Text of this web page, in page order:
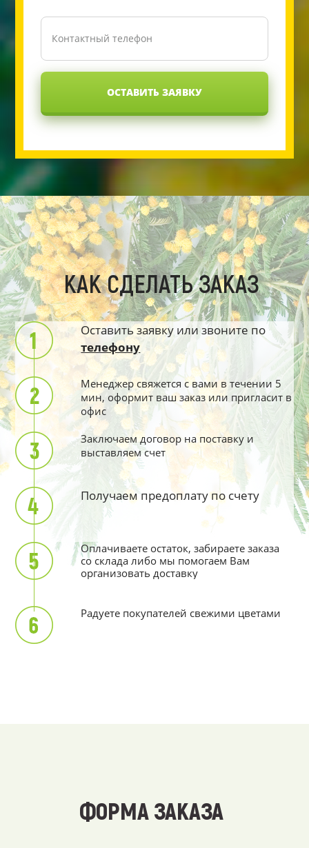
ОСТАВИТЬ ЗАЯВКУ
КАК СДЕЛАТЬ ЗАКАЗ
Оставить заявку или звоните по
телефону
Менеджер свяжется с вами в течении 5
мин, оформит ваш заказ или пригласит в
офис
Заключаем договор на поставку и
выставляем счет
Получаем предоплату по счету
Оплачиваете остаток, забираете заказа
со склада либо мы помогаем Вам
организовать доставку
Радуете покупателей свежими цветами
ФОРМА ЗАКАЗА